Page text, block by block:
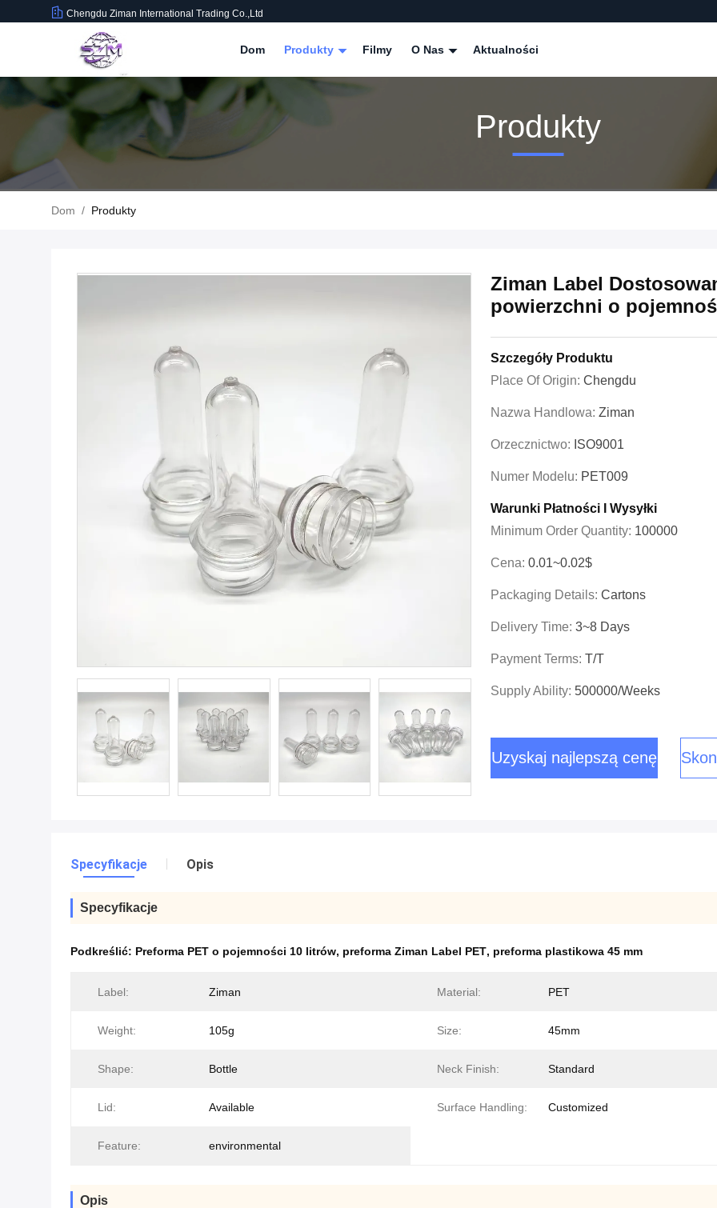
Chengdu Ziman International Trading Co.,Ltd
Dom Produkty Filmy O Nas Aktualności
Produkty
Dom / Produkty
Ziman Label
powierzchni o
Szczegóły Produktu
Place Of Origin: Chengdu
Nazwa Handlowa: Ziman
Orzecznictwo: ISO9001
Numer Modelu: PET009
Warunki Płatności I Wysyłki
Minimum Order Quantity: 100000
Cena: 0.01~0.02$
Packaging Details: Cartons
Delivery Time: 3~8 Days
Payment Terms: T/T
Supply Ability: 500000/weeks
Uzyskaj najlepszą cenę
Specyfikacje Opis
Specyfikacje
Podkreślić: Preforma PET o pojemności 10 litrów, preforma Ziman Label PET, preforma plastikowa 45 mm
Label: Ziman Material: PET
Weight: 105g Size: 45mm
Shape: Bottle Neck Finish: Standard
Lid: Available Surface Handling: Customized
Feature: environmental
Opis